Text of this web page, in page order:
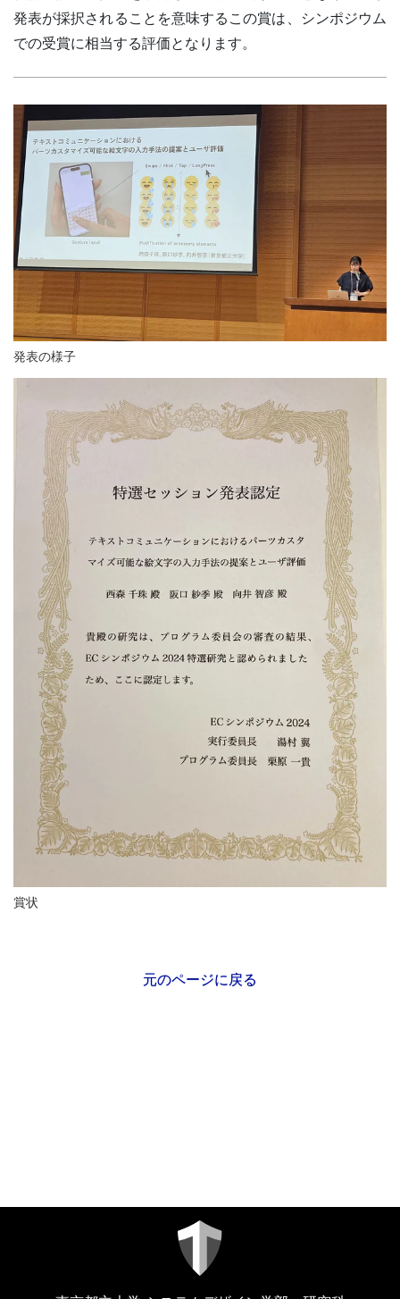
発表が採択されることを意味するこの賞は、シンポジウム
での受賞に相当する評価となります。
発表の様子
賞状
元のページに戻る